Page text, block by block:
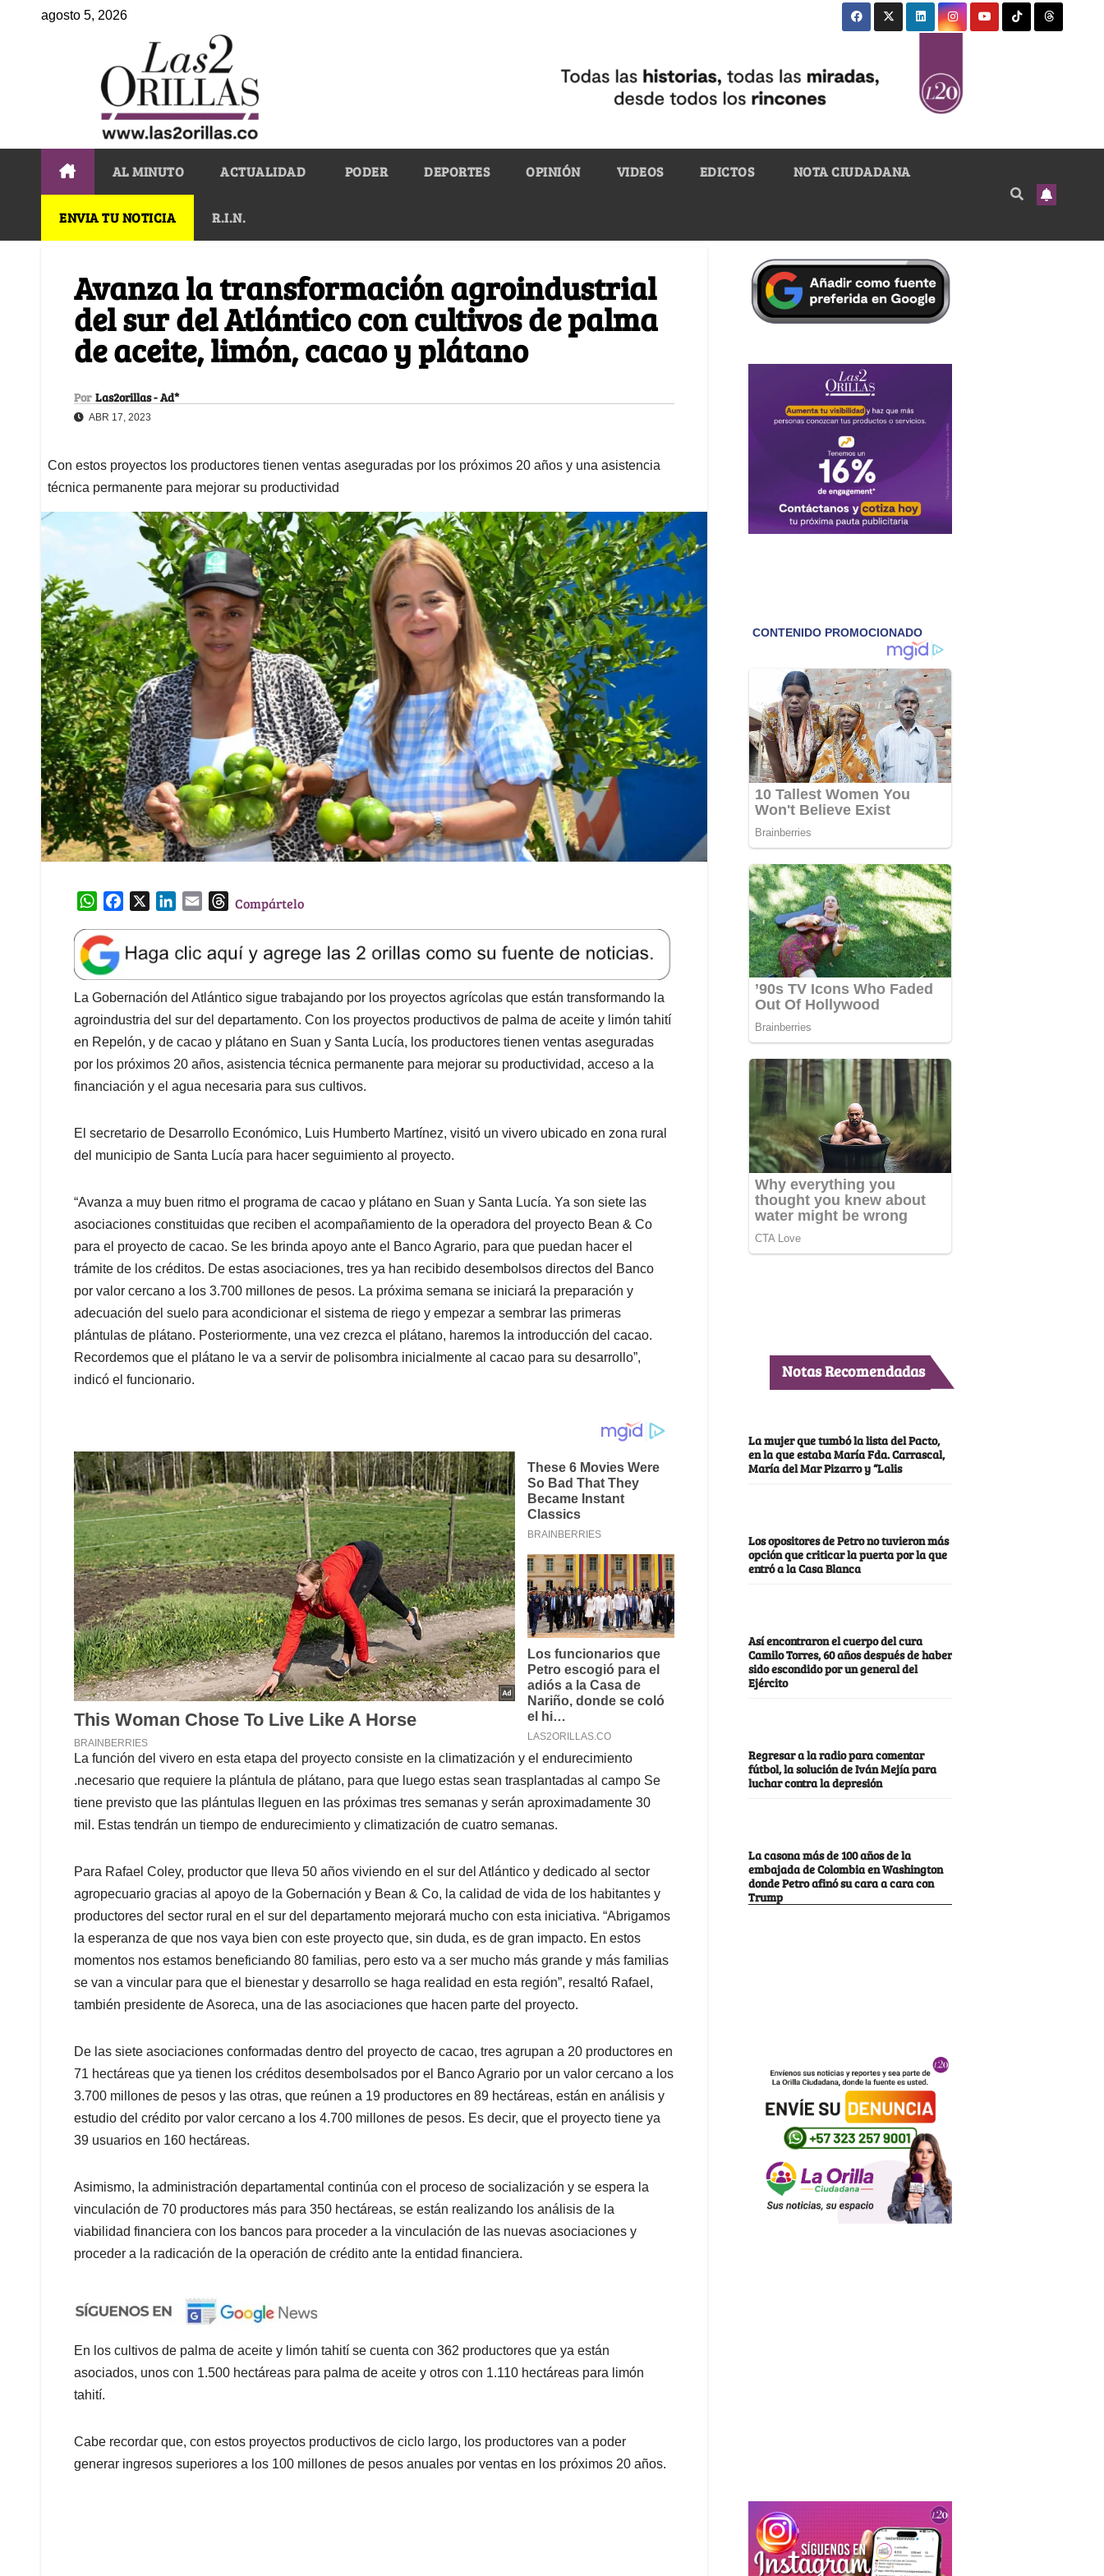
agosto 5, 2026
AL MINUTO ACTUALIDAD PODER DEPORTES OPINIÓN VIDEOS EDICTOS NOTA CIUDADANA
ENVIA TU NOTICIA R.I.N.
Avanza la transformación agroindustrial
del sur del Atlántico con cultivos de palma
de aceite, limón, cacao y plátano
Por Las2orillas - Ad*
ABR 17, 2023
Con estos proyectos los productores tienen ventas aseguradas por los próximos 20 años y una asistencia
técnica permanente para mejorar su productividad
W
a
t
s
A
p
p
e
b
o
o
k
k
e
d
I
n
l
T
e
a
d
s
Compártelo
La Gobernación del Atlántico sigue trabajando por los proyectos agrícolas que están transformando la
agroindustria del sur del departamento. Con los proyectos productivos de palma de aceite y limón tahití
en Repelón, y de cacao y plátano en Suan y Santa Lucía, los productores tienen ventas aseguradas
por los próximos 20 años, asistencia técnica permanente para mejorar su productividad, acceso a la
financiación y el agua necesaria para sus cultivos.
El secretario de Desarrollo Económico, Luis Humberto Martínez, visitó un vivero ubicado en zona rural
del municipio de Santa Lucía para hacer seguimiento al proyecto.
“Avanza a muy buen ritmo el programa de cacao y plátano en Suan y Santa Lucía. Ya son siete las
asociaciones constituidas que reciben el acompañamiento de la operadora del proyecto Bean & Co
para el proyecto de cacao. Se les brinda apoyo ante el Banco Agrario, para que puedan hacer el
trámite de los créditos. De estas asociaciones, tres ya han recibido desembolsos directos del Banco
por valor cercano a los 3.700 millones de pesos. La próxima semana se iniciará la preparación y
adecuación del suelo para acondicionar el sistema de riego y empezar a sembrar las primeras
plántulas de plátano. Posteriormente, una vez crezca el plátano, haremos la introducción del cacao.
Recordemos que el plátano le va a servir de polisombra inicialmente al cacao para su desarrollo”,
indicó el funcionario.
La función del vivero en esta etapa del proyecto consiste en la climatización y el endurecimiento
necesario que requiere la plántula de plátano, para que luego estas sean trasplantadas al campo. Se
tiene previsto que las plántulas lleguen en las próximas tres semanas y serán aproximadamente 30
mil. Estas tendrán un tiempo de endurecimiento y climatización de cuatro semanas.
Para Rafael Coley, productor que lleva 50 años viviendo en el sur del Atlántico y dedicado al sector
agropecuario gracias al apoyo de la Gobernación y Bean & Co, la calidad de vida de los habitantes y
productores del sector rural en el sur del departamento mejorará mucho con esta iniciativa. “Abrigamos
la esperanza de que nos vaya bien con este proyecto que, sin duda, es de gran impacto. En estos
momentos nos estamos beneficiando 80 familias, pero esto va a ser mucho más grande y más familias
se van a vincular para que el bienestar y desarrollo se haga realidad en esta región”, resaltó Rafael,
también presidente de Asoreca, una de las asociaciones que hacen parte del proyecto.
De las siete asociaciones conformadas dentro del proyecto de cacao, tres agrupan a 20 productores en
71 hectáreas que ya tienen los créditos desembolsados por el Banco Agrario por un valor cercano a los
3.700 millones de pesos y las otras, que reúnen a 19 productores en 89 hectáreas, están en análisis y
estudio del crédito por valor cercano a los 4.700 millones de pesos. Es decir, que el proyecto tiene ya
39 usuarios en 160 hectáreas.
Asimismo, la administración departamental continúa con el proceso de socialización y se espera la
vinculación de 70 productores más para 350 hectáreas, se están realizando los análisis de la
viabilidad financiera con los bancos para proceder a la vinculación de las nuevas asociaciones y
proceder a la radicación de la operación de crédito ante la entidad financiera.
En los cultivos de palma de aceite y limón tahití se cuenta con 362 productores que ya están
asociados, unos con 1.500 hectáreas para palma de aceite y otros con 1.110 hectáreas para limón
tahití.
Cabe recordar que, con estos proyectos productivos de ciclo largo, los productores van a poder
generar ingresos superiores a los 100 millones de pesos anuales por ventas en los próximos 20 años.
Notas Recomendadas
La mujer que tumbó la lista del Pacto,
en la que estaba María Fda. Carrascal,
María del Mar Pizarro y “Lalis
Los opositores de Petro no tuvieron más
opción que criticar la puerta por la que
entró a la Casa Blanca
Así encontraron el cuerpo del cura
Camilo Torres, 60 años después de haber
sido escondido por un general del
Ejército
Regresar a la radio para comentar
fútbol, la solución de Iván Mejía para
luchar contra la depresión
La casona más de 100 años de la
embajada de Colombia en Washington
donde Petro afinó su cara a cara con
Trump